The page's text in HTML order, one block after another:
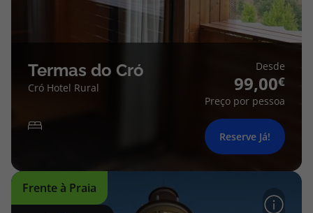
Termas do Cró
Cró Hotel Rural
Desde
99,00
Preço por pessoa
Reserve Já!
Frente à Praia